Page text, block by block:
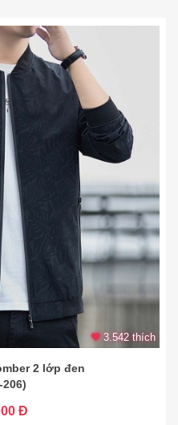
3.542 thích
2 lớp đen
206)
Đ